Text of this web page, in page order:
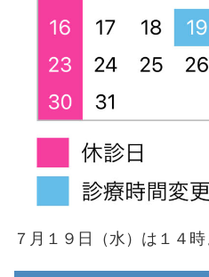
７月１９日（水）は１４